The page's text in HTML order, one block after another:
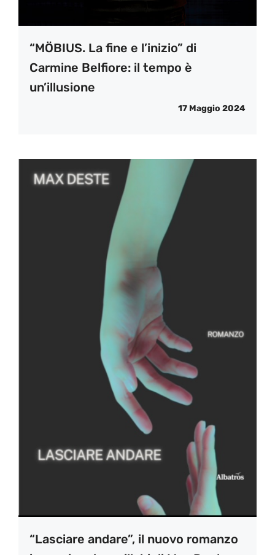
“MÖBIUS. La fine e l’inizio” di
Carmine Belfiore: il tempo è
un’illusione
17 Maggio 2024
“Lasciare andare”, il nuovo romanzo